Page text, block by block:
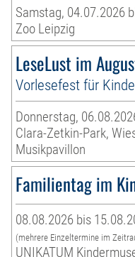
Samstag, 04.07.2026
Zoo Leipzig
LeseLust im
Vorlesefest für
Donnerstag,
Clara-Zetkin-Park,
Musikpavillon
Familientag im
08.08.2026 bis
(mehrere Einzeltermine im
UNIKATUM